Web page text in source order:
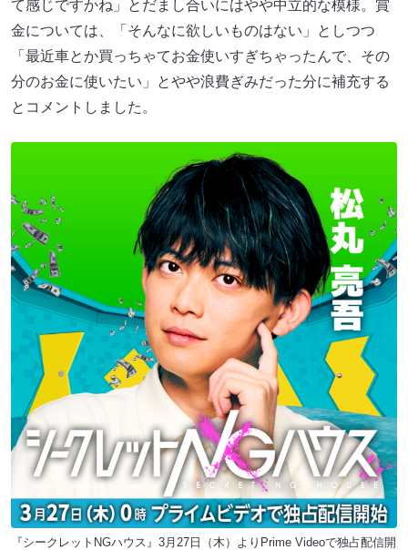
て感じですかね」とだまし合いにはやや中立的な模様。賞
金については、「そんなに欲しいものはない」としつつ
「最近車とか買っちゃてお金使いすぎちゃったんで、その
分のお金に使いたい」とやや浪費ぎみだった分に補充する
とコメントしました。
『シークレットNGハウス』3月27日（木）よりPrime Videoで独占配信開